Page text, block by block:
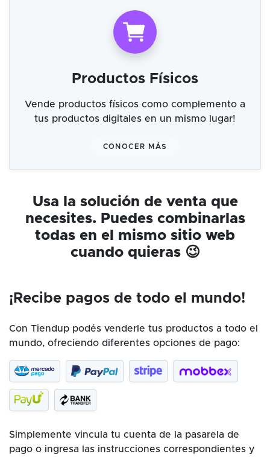
Productos Físicos
Vende productos físicos como complemento a
tus productos digitales en un mismo lugar!
CONOCER MÁS
Usa la solución de venta que
necesites. Puedes combinarlas
todas en el mismo sitio web
cuando quieras 😉
¡Recibe pagos de todo el mundo!
Con Tiendup podés venderle tus productos a todo el
mundo, ofreciendo diferentes opciones de pago:
Simplemente vincula tu cuenta de la pasarela de
pago o ingresa las instrucciones correspondientes y